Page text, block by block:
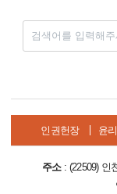
인권헌장 윤
주소: (22509) 인